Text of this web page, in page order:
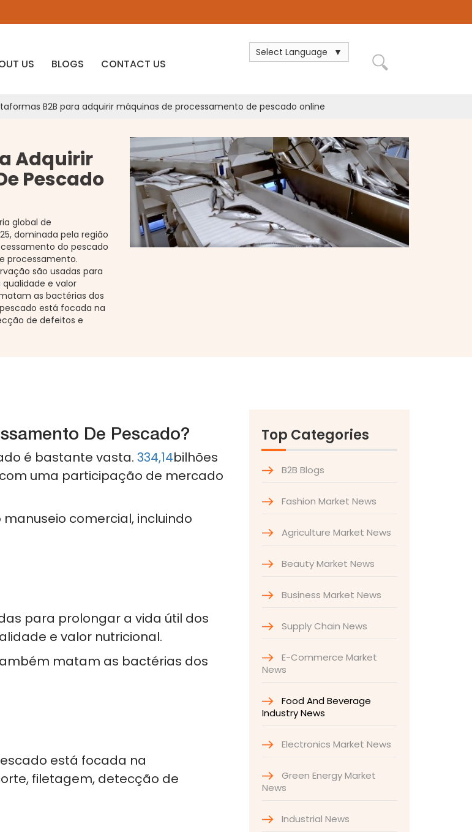
US BLOGS CONTACT US
Select Language
B2B para adquirir máquinas de processamento de pescado online
Adquirir
Pescado
global de
dominada pela região
do pescado
processamento.
são usadas para
e valor
as bactérias dos
está focada na
de defeitos e
De Pescado?
é bastante vasta. 334,14bilhões
uma participação de mercado
comercial, incluindo
para prolongar a vida útil dos
e valor nutricional.
matam as bactérias dos
está focada na
filetagem, detecção de
Top Categories
B2B Blogs
Fashion Market News
Agriculture Market News
Beauty Market News
Business Market News
Supply Chain News
E-Commerce Market
News
Food And Beverage
Industry News
Electronics Market News
Green Energy Market
News
Industrial News